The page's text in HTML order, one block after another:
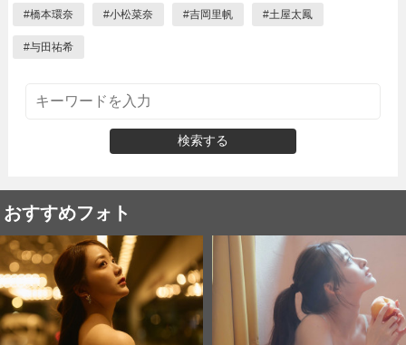
#橋本環奈 #小松菜奈 #吉岡里帆 #土屋太鳳
#与田祐希
検索する
おすすめフォト